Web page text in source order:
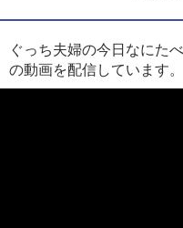
ぐっち夫婦の今日なにた
の動画を配信しています。